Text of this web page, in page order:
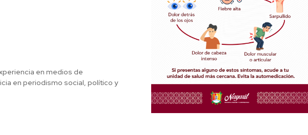
en medios de
en periodismo social, político y